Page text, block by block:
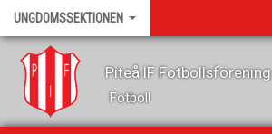
UNGDOMSSEKTIONEN
Piteå IF Fotbollsförening
Fotboll